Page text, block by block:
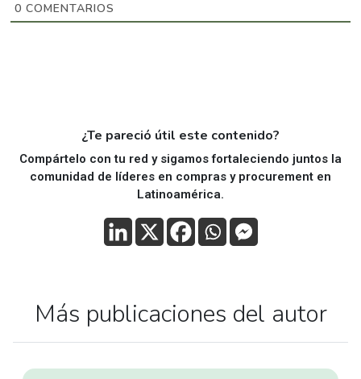
0 COMENTARIOS
¿Te pareció útil este contenido?
Compártelo con tu red y sigamos fortaleciendo juntos la
comunidad de líderes en compras y procurement en
Latinoamérica.
Más publicaciones del autor